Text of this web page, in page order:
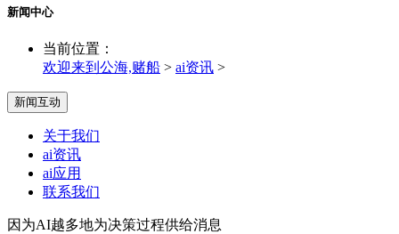
新闻中心
当前位置：
欢迎来到公海,赌船 > ai资讯 >
新闻互动
关于我们
ai资讯
ai应用
联系我们
因为AI越多地为决策过程供给消息